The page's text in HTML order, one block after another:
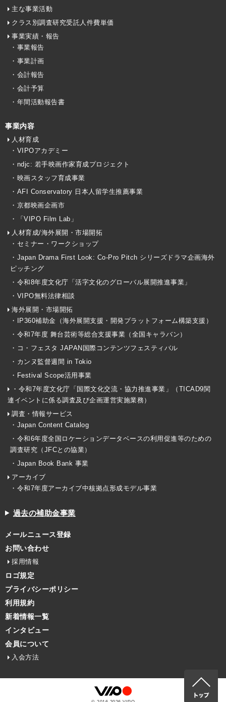
主な事業活動
クラス別調査研究受託人件費単価
事業実績・報告
・事業報告
・事業計画
・会計報告
・会計予算
・年間活動報告書
事業内容
人材育成
・VIPOアカデミー
・ndjc: 若手映画作家育成プロジェクト
・映画スタッフ育成事業
・AFI Conservatory 日本人留学生推薦事業
・京都映画企画市
・「VIPO Film Lab」
人材育成/海外展開・市場開拓
・セミナー・ワークショップ
・Japan Drama First Look: Co-Pro Pitch シリーズドラマ企画海外
ピッチング
・令和8年度文化庁「活字文化のグローバル展開推進事業」
・VIPO無料法律相談
海外展開・市場開拓
・IP360補助金（海外展開支援・開発プラットフォーム構築支援）
・令和7年度 舞台芸術等総合支援事業（全国キャラバン）
・コ・フェスタ JAPAN国際コンテンツフェスティバル
・カンヌ監督週間 in Tokio
・Festival Scope活用事業
・令和7年度文化庁「国際文化交流・協力推進事業」（TICAD9関
連イベントに係る調査及び企画運営実施業務）
調査・情報サービス
・Japan Content Catalog
・令和6年度全国ロケーションデータベースの利用促進等のための
調査研究（JFCとの協業）
・Japan Book Bank 事業
アーカイブ
・令和7年度アーカイブ中核拠点形成モデル事業
過去の補助金事業
メールニュース登録
お問い合わせ
採用情報
ロゴ規定
プライバシーポリシー
利用規約
新着情報一覧
インタビュー
会員について
入会方法